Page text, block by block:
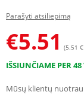
Parašyti atsiliepimą
€5.51 (5.51
IŠSIUNČIAME PER 48
Mūsų klientų